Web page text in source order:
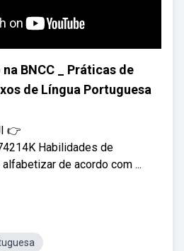
BNCC _ Práticas de
de Língua Portuguesa
👉
Habilidades de
de acordo com ...